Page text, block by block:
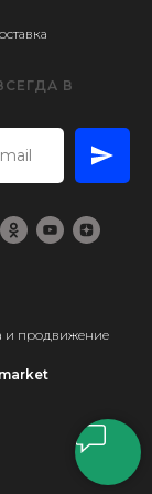
В
и продвижение